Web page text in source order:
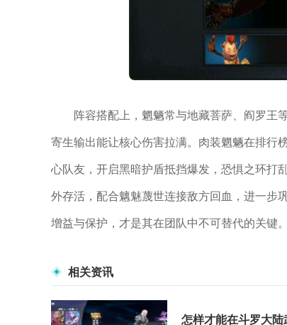
阵容搭配上，魍魉常与地藏菩萨、阎罗王
寄生输出能让核心伤害拉满。肉装魍魉在排行
心队友，开启黑暗护盾抵挡爆发，恐惧之环打
外存活，配合魑魅蔑世连接敌方回血，进一步
增益与保护，才是其在团队中不可替代的关键。
相关资讯
怎样才能在斗罗大